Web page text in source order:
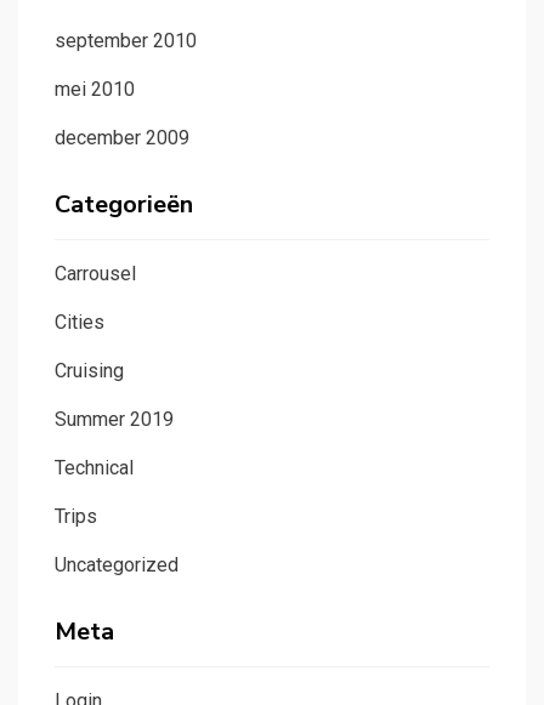
september 2010
mei 2010
december 2009
Categorieën
Carrousel
Cities
Cruising
Summer 2019
Technical
Trips
Uncategorized
Meta